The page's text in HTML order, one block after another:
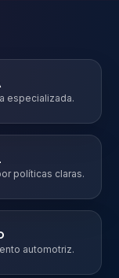
especializada.
políticas claras.
automotriz.